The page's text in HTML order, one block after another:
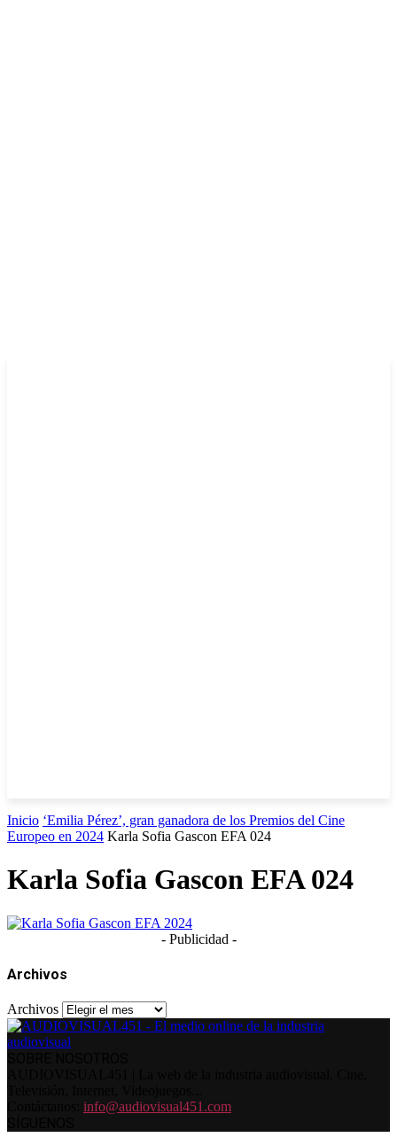
Inicio ‘Emilia Pérez’, gran ganadora de los Premios del Cine
Europeo en 2024 Karla Sofia Gascon EFA 024
Karla Sofia Gascon EFA 024
- Publicidad -
Archivos
Archivos
info@audiovisual451.com